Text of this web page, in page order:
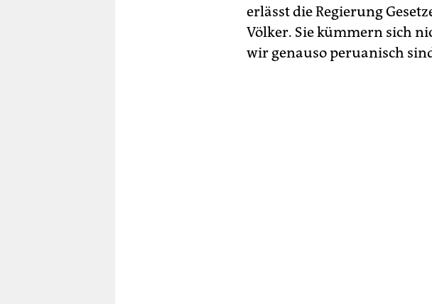
erlässt die Regierung
Völker. Sie kümmern sich
wir genauso peruanisch